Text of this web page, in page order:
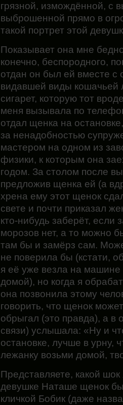
грязной, измождённой, с
выброшенной прямо в
такой портрет этой
Показывает она мне
конечно, беспородного,
отдан он был ей вместе с
видавшей виды кошачьей
сигарет, которую тот
меня вызывала по
отдал щенка на
за ненадобностью
мастером на одном из
физики, к которым она
годом. За столом после
предложив щенка ей (а
хрена ему этот щенок
свете и почти приказал
кто-нибудь заберёт, если
морозов нет, а то можно
там бы и замёрз сам.
не поверила бы (кстати,
я её уже везла на
домой), но когда я
она позвонила этому
говорить, что щенок
обрыгал (это правда), а в
связи) услышала: «Ну и
остановке, лучше в урну,
лежанку возьми домой,
Представляете, какой
девушке Наташе щенок
кличкой Бобик (даже